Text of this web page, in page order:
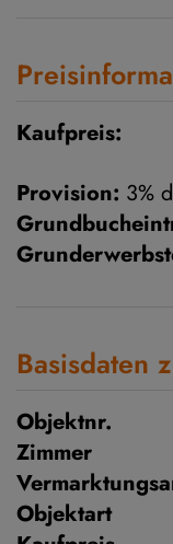
Kaufpreis:
Provision: 3%
Basisdaten
Objektnr.
Zimmer
Objektart